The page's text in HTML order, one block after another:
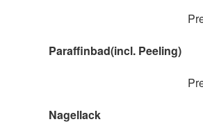
Paraffinbad(incl.
Nagellack